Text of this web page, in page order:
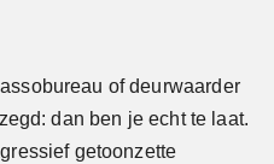
of deurwaarder
dan ben je echt te laat.
getoonzette